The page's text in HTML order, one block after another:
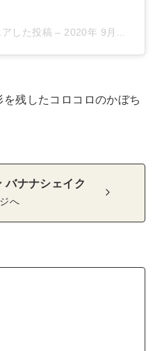
した投稿 – 2020年 9月月14日午後6時39分PDT
残したコロコロのかぼち
バナナシェイク
へ